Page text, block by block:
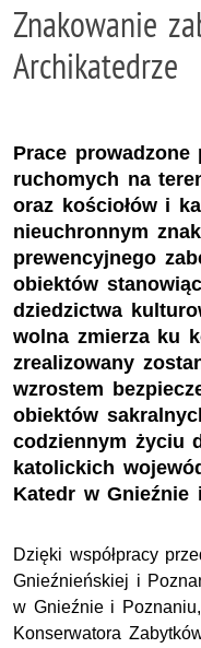
Znakowanie
Archikatedrze
Prace prowadzone
ruchomych na
oraz kościołów i
nieuchronnym
prewencyjnego
obiektów
dziedzictwa
wolna zmierza ku
zrealizowany
wzrostem
obiektów
codziennym życiu
katolickich
Katedr w Gnieźnie
Dzięki współpracy
Gnieźnieńskiej i
w Gnieźnie i
Konserwatora